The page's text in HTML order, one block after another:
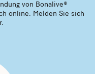
von Bonalive®
online. Melden Sie sich